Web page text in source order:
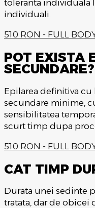
toleranta individuala
individuali.
510 RON - FULL
POT EXISTA
SECUNDARE?
Epilarea definitiva cu
secundare minime,
sensibilitatea
scurt timp dupa
510 RON - FULL
CAT TIMP
Durata unei sedinte
tratata, dar de obicei